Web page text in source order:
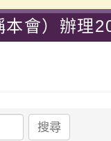
會）辦理
搜尋